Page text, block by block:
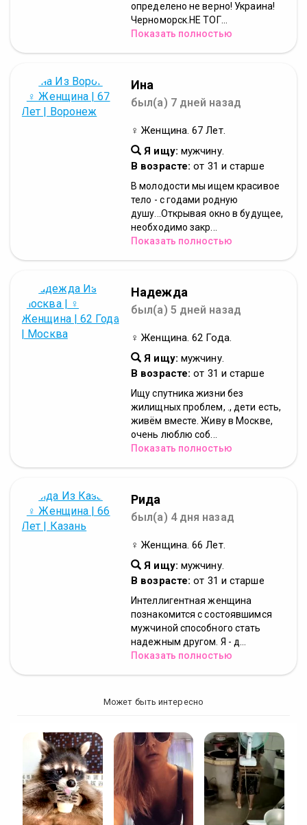
определено не верно! Украина!
Черноморск.НЕ ТОГ...
Показать полностью
Ина
был(а) 7 дней назад
♀ Женщина. 67 Лет.
Я ищу: мужчину.
В возрасте: от 31 и старше
В молодости мы ищем красивое
тело - с годами родную
душу...Открывая окно в будущее,
необходимо закр...
Показать полностью
Надежда
был(а) 5 дней назад
♀ Женщина. 62 Года.
Я ищу: мужчину.
В возрасте: от 31 и старше
Ищу спутника жизни без
жилищных проблем, ., дети есть,
живём вместе. Живу в Москве,
очень люблю соб...
Показать полностью
Рида
был(а) 4 дня назад
♀ Женщина. 66 Лет.
Я ищу: мужчину.
В возрасте: от 31 и старше
Интеллигентная женщина
познакомится с состоявшимся
мужчиной способного стать
надежным другом. Я - д...
Показать полностью
Может быть интересно